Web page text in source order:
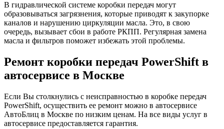
В гидравлической системе коробки передач могут
образовываться загрязнения, которые приводят к закупорке
каналов и нарушению циркуляции масла. Это, в свою
очередь, вызывает сбои в работе РКПП. Регулярная замена
масла и фильтров поможет избежать этой проблемы.
Ремонт коробки передач PowerShift в
автосервисе в Москве
Если Вы столкнулись с неисправностью в коробке передач
PowerShift, осуществить ее ремонт можно в автосервисе
АвтоБлиц в Москве по низким ценам. На все виды услуг в
автосервисе предоставляется гарантия.